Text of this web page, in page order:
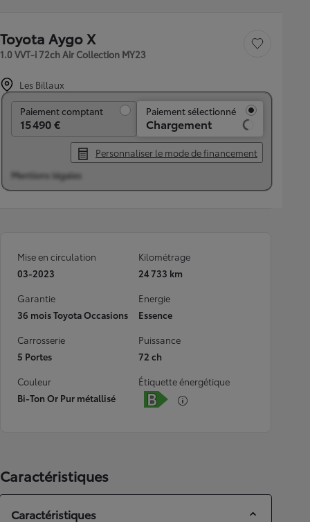
Toyota Aygo X
1.0 VVT-i 72ch Air Collection MY23
Sauvegarder le
Les Billaux
Paiement comptant
15 490 €
Paiement sélectionné
Chargement
Personnaliser le mode de financement
Mentions légales
Mise en circulation
03-2023
Kilométrage
24 733 km
Garantie
36 mois Toyota Occasions
Energie
Essence
Carrosserie
5 Portes
Puissance
72 ch
Couleur
Bi-Ton Or Pur métallisé
Étiquette énergétique
Caractéristiques
Caractéristiques